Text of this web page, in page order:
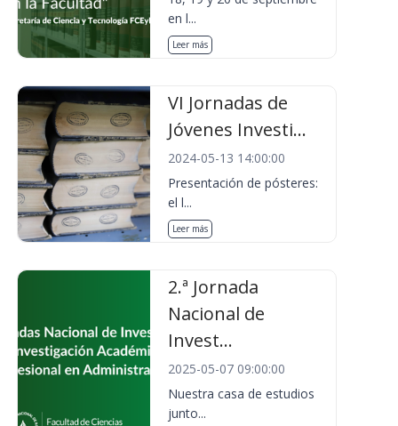
en l...
Leer más
VI Jornadas de
Jóvenes Investi...
2024-05-13 14:00:00
Presentación de pósteres:
el l...
Leer más
2.ª Jornada
Nacional de
Invest...
2025-05-07 09:00:00
Nuestra casa de estudios
junto...